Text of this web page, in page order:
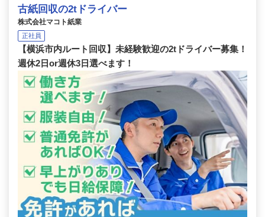
古紙回収の2tドライバー
株式会社マコト紙業
正社員
【横浜市内ルート回収】未経験歓迎の2tドライバー募集！
週休2日or週休3日選べます！